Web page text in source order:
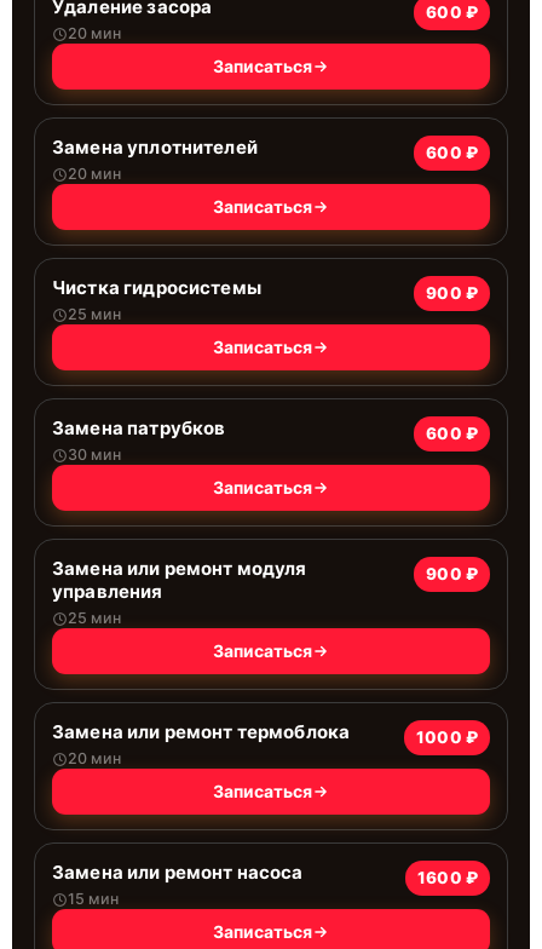
Удаление засора
20 мин
600 ₽
Записаться
Замена уплотнителей
20 мин
600 ₽
Записаться
Чистка гидросистемы
25 мин
900 ₽
Записаться
Замена патрубков
30 мин
600 ₽
Записаться
Замена или ремонт модуля
управления
25 мин
900 ₽
Записаться
Замена или ремонт термоблока
20 мин
1000 ₽
Записаться
Замена или ремонт насоса
15 мин
1600 ₽
Записаться